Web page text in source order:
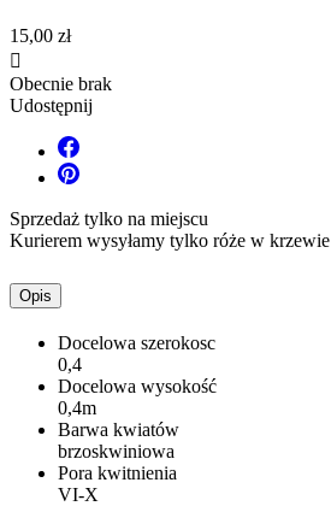
15,00 zł

Obecnie brak
Udostępnij
Sprzedaż tylko na miejscu
Kurierem wysyłamy tylko róże w krzewie
Opis
Docelowa szerokosc
0,4
Docelowa wysokość
0,4m
Barwa kwiatów
brzoskwiniowa
Pora kwitnienia
VI-X